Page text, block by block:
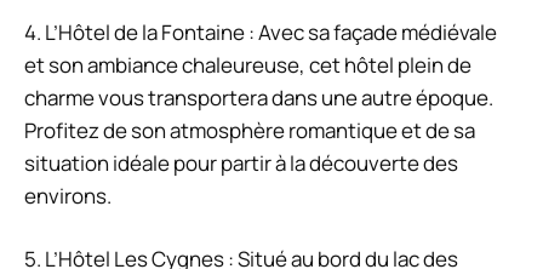
4. L’Hôtel de la Fontaine : Avec sa façade médiévale
et son ambiance chaleureuse, cet hôtel plein de
charme vous transportera dans une autre époque.
Profitez de son atmosphère romantique et de sa
situation idéale pour partir à la découverte des
environs.
5. L’Hôtel Les Cygnes : Situé au bord du lac des